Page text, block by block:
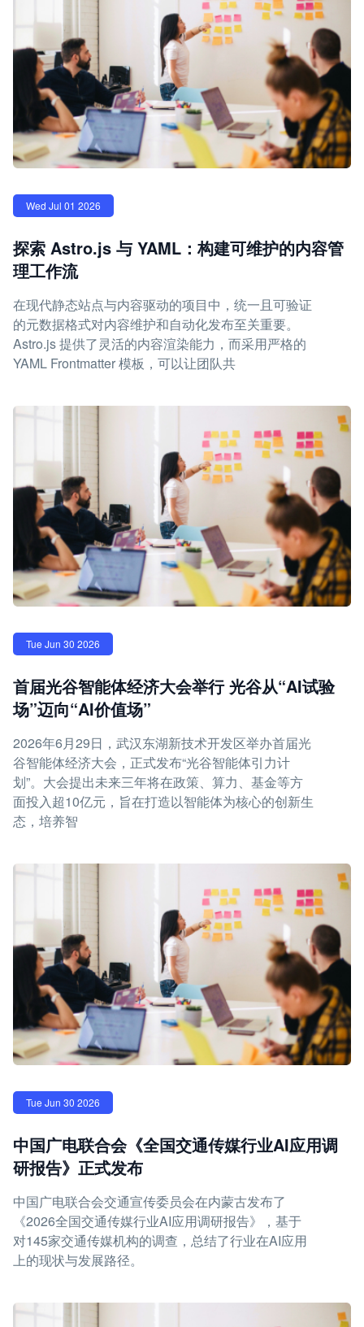
Wed Jul 01 2026
探索 Astro.js 与 YAML：构建可维护的内容管
理工作流
在现代静态站点与内容驱动的项目中，统一且可验证
的元数据格式对内容维护和自动化发布至关重要。
Astro.js 提供了灵活的内容渲染能力，而采用严格的
YAML Frontmatter 模板，可以让团队共
Tue Jun 30 2026
首届光谷智能体经济大会举行 光谷从“AI试验
场”迈向“AI价值场”
2026年6月29日，武汉东湖新技术开发区举办首届光
谷智能体经济大会，正式发布“光谷智能体引力计
划”。大会提出未来三年将在政策、算力、基金等方
面投入超10亿元，旨在打造以智能体为核心的创新生
态，培养智
Tue Jun 30 2026
中国广电联合会《全国交通传媒行业AI应用调
研报告》正式发布
中国广电联合会交通宣传委员会在内蒙古发布了
《2026全国交通传媒行业AI应用调研报告》，基于
对145家交通传媒机构的调查，总结了行业在AI应用
上的现状与发展路径。